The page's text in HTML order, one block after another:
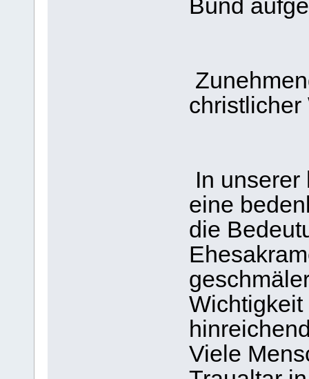
Bund
christlicher
In
eine
die
Viele